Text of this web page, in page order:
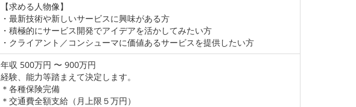
【求める人物像】
・最新技術や新しいサービスに興味がある方
・積極的にサービス開発でアイデアを活かしてみたい方
・クライアント／コンシューマに価値あるサービスを提供したい方
年収 500万円 〜 900万円
経験、能力等踏まえて決定します。
＊各種保険完備
＊交通費全額支給（月上限５万円）